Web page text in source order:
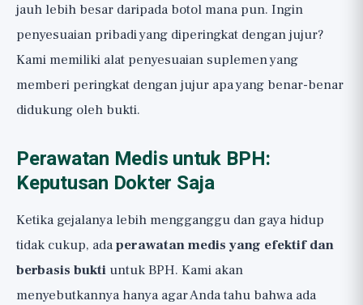
jauh lebih besar daripada botol mana pun. Ingin
penyesuaian pribadi yang diperingkat dengan jujur?
Kami memiliki alat penyesuaian suplemenyang
memberi peringkat dengan jujur apa yang benar-benar
didukung oleh bukti.
Perawatan Medis untuk BPH:
Keputusan Dokter Saja
Ketika gejalanya lebih mengganggu dan gaya hidup
tidak cukup, adaperawatan medis yang efektif dan
berbasis bukti untuk BPH. Kami akan
menyebutkannya hanya agar Anda tahu bahwa ada